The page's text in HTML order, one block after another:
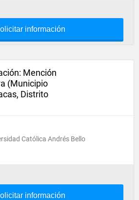
información
Mención
(Municipio
Distrito
Católica Andrés Bello
información